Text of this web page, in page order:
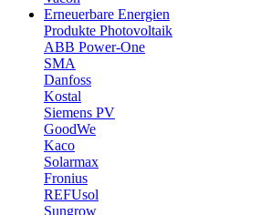
Erneuerbare Energien
Produkte Photovoltaik
ABB Power-One
SMA
Danfoss
Kostal
Siemens PV
GoodWe
Kaco
Solarmax
Fronius
REFUsol
Sungrow